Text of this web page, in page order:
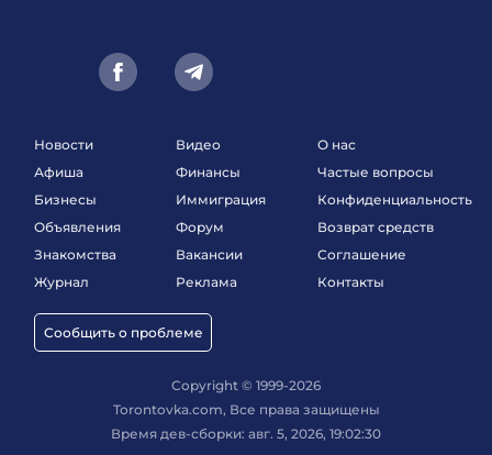
Новости
Афиша
Бизнесы
Объявления
Знакомства
Журнал
Сообщить о проблеме
Видео
Финансы
Иммиграция
Форум
Вакансии
Реклама
О нас
Частые вопросы
Конфиденциальность
Возврат средств
Соглашение
Контакты
Copyright © 1999-2026
Torontovka.com, Все права защищены
Время дев-сборки: авг. 5, 2026, 19:02:30